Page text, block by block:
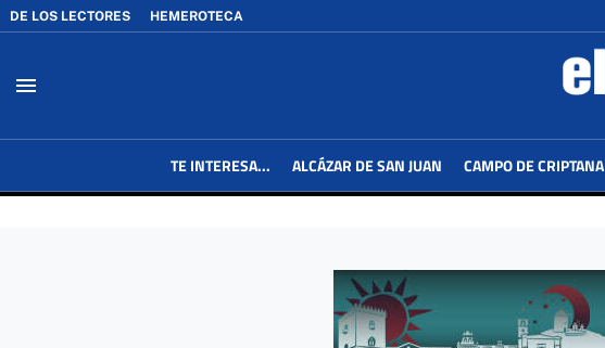
DE LOS LECTORES HEMEROTECA
menu
TE INTERESA... ALCÁZAR DE SAN JUAN CAMPO DE CRIPTANA